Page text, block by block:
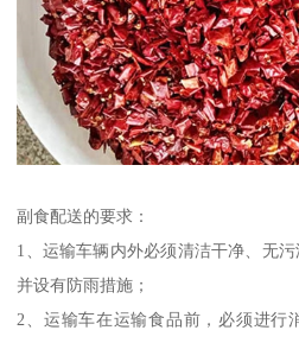
副食配送的要求：
1、运输车辆内外必须清洁干净、无
并设有防雨措施；
2、运输车在运输食品前，必须进行